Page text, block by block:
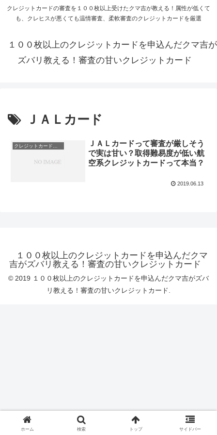
クレジットカードの審査を１００枚以上受けたクマ吉が教える！属性が低くて
も、クレヒスが悪くても温情審査、柔軟審査のクレジットカードを厳選
１００枚以上のクレジットカードを申込んだクマ吉が
ズバリ教える！審査の甘いクレジットカード
ＪＡＬカード
ＪＡＬカードって審査が厳しそう
で実は甘い？取得難易度が低い航
空系クレジットカードって本当？
2019.06.13
１００枚以上のクレジットカードを申込んだクマ
吉がズバリ教える！審査の甘いクレジットカード
© 2019 １００枚以上のクレジットカードを申込んだクマ吉がズバ
リ教える！審査の甘いクレジットカード.
ホーム 検索 トップ サイドバー